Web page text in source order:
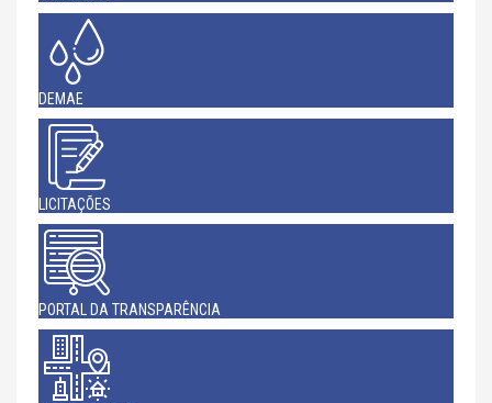
DEMAE
LICITAÇÕES
PORTAL DA TRANSPARÊNCIA